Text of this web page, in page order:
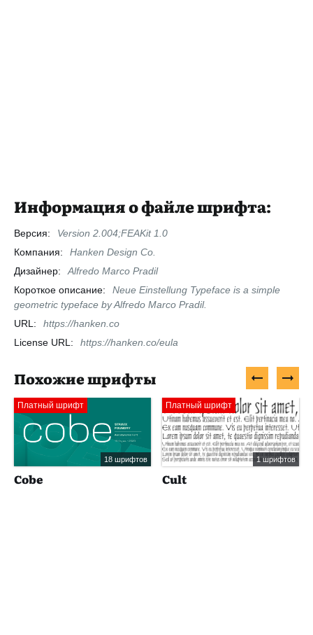
Информация о файле шрифта:
Версия:
Version 2.004;FEAKit 1.0
Компания:
Hanken Design Co.
Дизайнер:
Alfredo Marco Pradil
Короткое описание:
Neue Einstellung Typeface is a simple
geometric typeface by Alfredo Marco Pradil.
URL:
https://hanken.co
License URL:
https://hanken.co/eula
Похожие шрифты
Платный шрифт
18 шрифтов
Cobe
Платный шрифт
1 шрифтов
Cult